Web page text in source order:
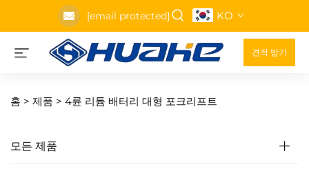
[email protected] KO
견적 받기
홈 > 제품 > 4륜 리튬 배터리 대형 포크리프트
모든 제품